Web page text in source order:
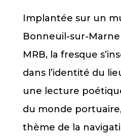
Implantée sur un
Bonneuil-sur-
MRB, la fresque
dans l’identité du
une lecture
du monde
thème de la